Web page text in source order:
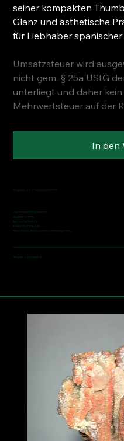
seiner kompakten
Glanz und ästhetische
für Liebhaber
Umsatzsteuer wird
nicht gem. § 25a UStG
unterliegt und daher
Mehrwertsteuer auf der
In den
Angaben zur Produktsicherheit
Verantwortliche Person:
Wagner Ivonne
Narrenstetten 7a
84036 Kumhausen
https://www.fine-collectors-minerals.com/
Hinweis zum Mineral